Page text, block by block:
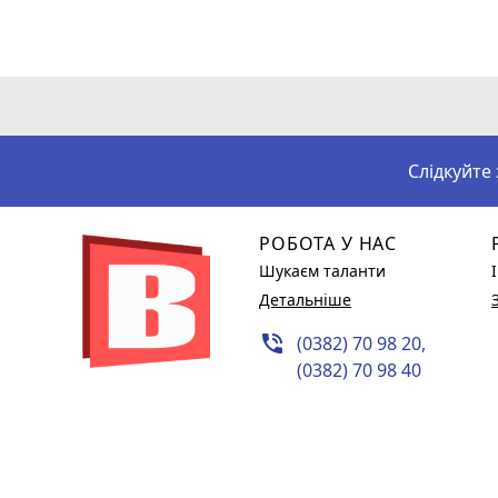
РОБОТА У НАС
Шукаєм таланти
Детальніше
phone_in_talk (0382) 70 98 20,
(0382) 70 98 40